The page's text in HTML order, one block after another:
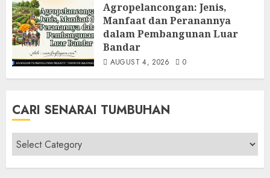
Agropelancongan: Jenis,
Manfaat dan Peranannya
dalam Pembangunan Luar
Bandar
AUGUST 4, 2026 0
CARI SENARAI TUMBUHAN
Cari
Senarai
Tumbuhan